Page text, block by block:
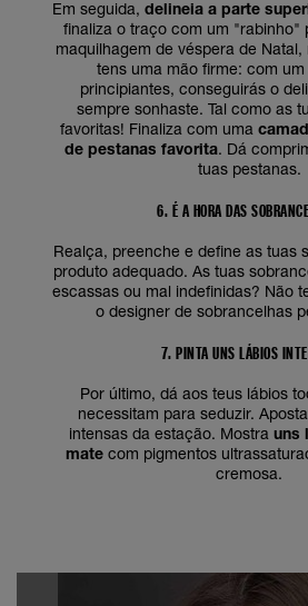
Em seguida, delineia a parte
finaliza o traço com um "rabinho"
maquilhagem de véspera de
tens uma mão firme: com
principiantes, conseguirás o
sempre sonhaste. Tal como as
favoritas! Finaliza com uma
de pestanas favorita. Dá
tuas pestanas.
6. É A HORA DAS
Realça, preenche e define as tuas
produto adequado. As tuas
escassas ou mal indefinidas? Não
o designer de sobrancelhas
7. PINTA UNS LÁBIOS
Por último, dá aos teus lábios
necessitam para seduzir.
intensas da estação. Mostra uns
mate com pigmentos
cremosa.